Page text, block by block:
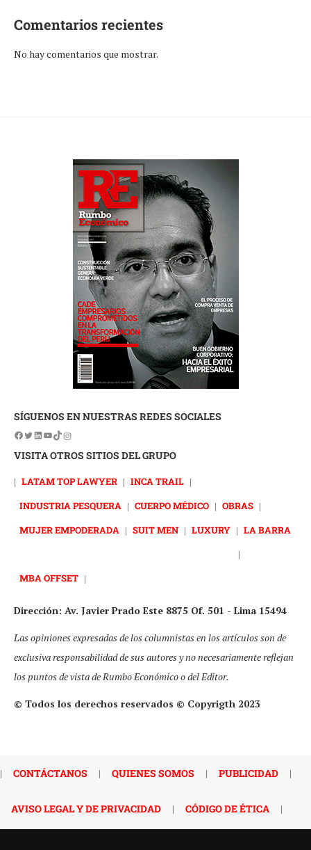
Comentarios recientes
No hay comentarios que mostrar.
SÍGUENOS EN NUESTRAS REDES SOCIALES
VISITA OTROS SITIOS DEL GRUPO
| LATAM TOP LAWYER | INCA TRAIL |
INDUSTRIA PESQUERA | CUERPO MÉDICO | OBRAS |
MUJER EMPODERADA | SUIT MEN | LUXURY | LA BARRA
|
MBA OFFSET |
Dirección: Av. Javier Prado Este 8875 Of. 501 - Lima 15494
Las opiniones expresadas de los columnistas en los artículos son de
exclusiva responsabilidad de sus autores y no necesariamente reflejan
los puntos de vista de Rumbo Económico o del Editor.
© Todos los derechos reservados © Copyrigth 2023
| CONTÁCTANOS | QUIENES SOMOS | PUBLICIDAD |
AVISO LEGAL Y DE PRIVACIDAD | CÓDIGO DE ÉTICA |